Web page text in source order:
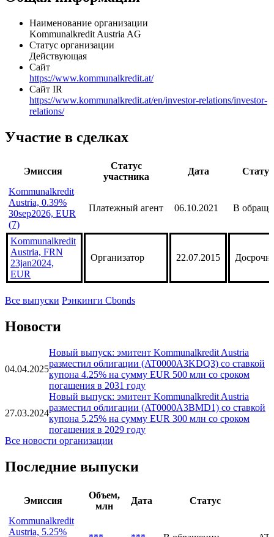
Наименование организации
Kommunalkredit Austria AG
Статус организации
Действующая
Сайт
https://www.kommunalkredit.at/
Сайт IR
https://www.kommunalkredit.at/en/investor-relations/investor-
relations/
Участие в сделках
Эмиссия
Статус
участника
Дата
Kommunalkredit
Austria, 0.39%
30sep2026, EUR
(7)
Платежный агент 06.10.2021 В
Kommunalkredit
Austria, FRN
23jan2024,
EUR
Организатор 22.07.2015
Все выпуски Рэнкинги Cbonds
Новости
04.04.2025
Новый выпуск: эмитент Kommunalkredit Austria
разместил облигации (AT0000A3KDQ3) со ставкой
купона 4.25% на сумму EUR 500 млн со сроком
погашения в 2031 году
27.03.2024
Новый выпуск: эмитент Kommunalkredit Austria
разместил облигации (AT0000A3BMD1) со ставкой
купона 5.25% на сумму EUR 300 млн со сроком
погашения в 2029 году
Все новости организации
Последние выпуски
Эмиссия
Объем,
млн
Дата
Статус
Kommunalkredit
Austria, 5.25%